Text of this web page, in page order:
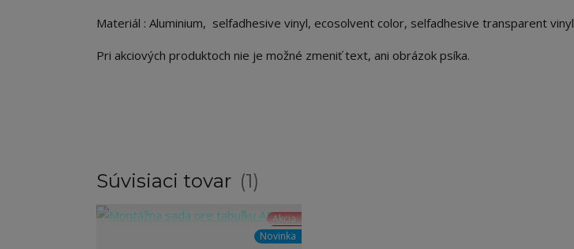
Materiál : Aluminium, selfadhesive vinyl, ecosolvent color, selfadhesive transparent vinyl
Pri akciových produktoch nie je možné zmeniť text, ani obrázok psíka.
Súvisiaci tovar 1
Akcia
Novinka